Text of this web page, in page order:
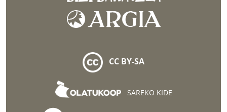
CC BY-SA
SAREKO KIDE